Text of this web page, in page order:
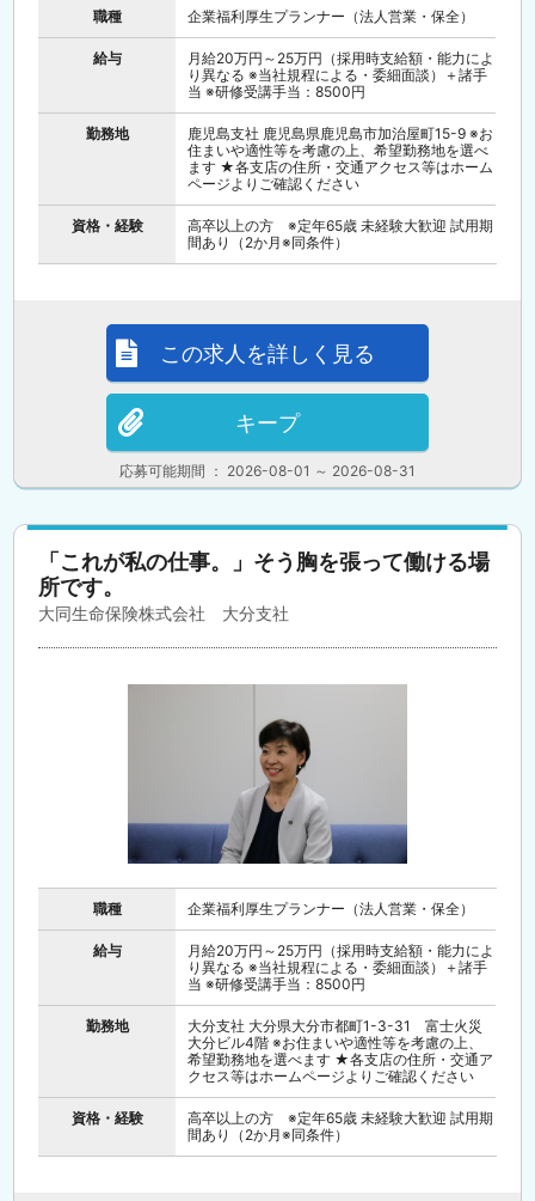
職種 企業福利厚生プランナー（法人営業・保全）
給与
月給20万円～25万円（採用時支給額・能力によ
り異なる ※当社規程による・委細面談）＋諸手
当 ※研修受講手当：8500円
勤務地
鹿児島支社 鹿児島県鹿児島市加治屋町15-9 ※お
住まいや適性等を考慮の上、希望勤務地を選べ
ます ★各支店の住所・交通アクセス等はホーム
ページよりご確認ください
資格・経験
高卒以上の方 ※定年65歳 未経験大歓迎 試用期
間あり（2か月※同条件）
応募可能期間 ： 2026-08-01 ～ 2026-08-31
この求人を詳しく見る
キープ
「これが私の仕事。」そう胸を張って働ける場
所です。
大同生命保険株式会社 大分支社
職種 企業福利厚生プランナー（法人営業・保全）
給与
月給20万円～25万円（採用時支給額・能力によ
り異なる ※当社規程による・委細面談）＋諸手
当 ※研修受講手当：8500円
勤務地
大分支社 大分県大分市都町1-3-31 富士火災
大分ビル4階 ※お住まいや適性等を考慮の上、
希望勤務地を選べます ★各支店の住所・交通ア
クセス等はホームページよりご確認ください
資格・経験
高卒以上の方 ※定年65歳 未経験大歓迎 試用期
間あり（2か月※同条件）